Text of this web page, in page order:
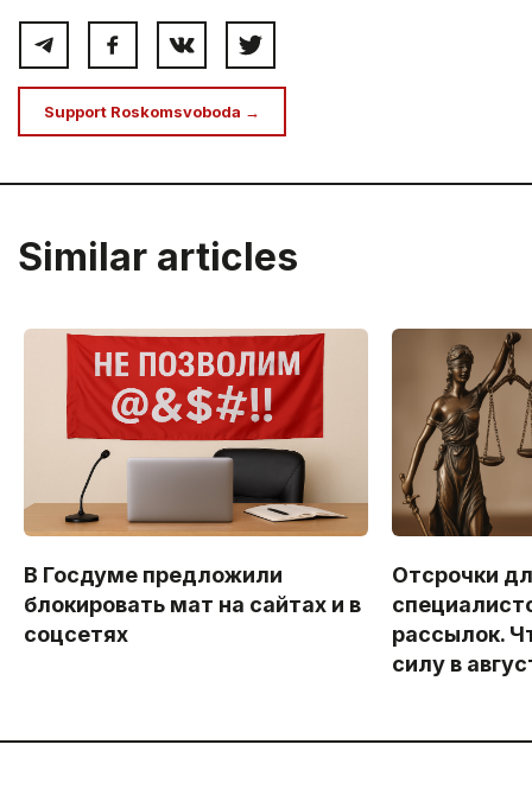
Support Roskomsvoboda →
Similar articles
В Госдуме предложили
блокировать мат на сайтах и в
соцсетях
Отсрочки
рассылок.
силу в